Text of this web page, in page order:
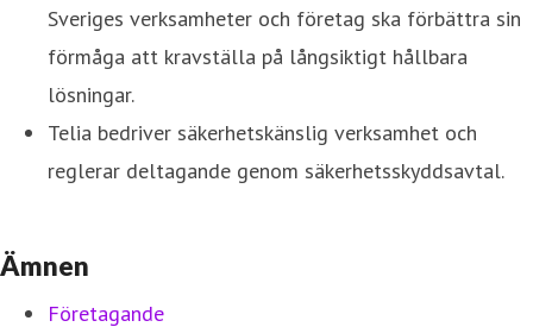
Sveriges verksamheter och företag ska förbättra sin
förmåga att kravställa på långsiktigt hållbara
lösningar.
Telia bedriver säkerhetskänslig verksamhet och
reglerar deltagande genom säkerhetsskyddsavtal.
Ämnen
Företagande